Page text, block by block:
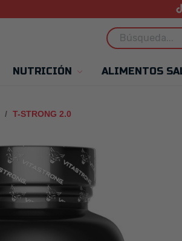
NUTRICIÓN ALIMENTOS
T-STRONG 2.0